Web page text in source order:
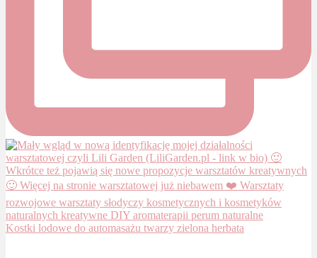
Kostki lodowe do automasażu twarzy zielona herbata